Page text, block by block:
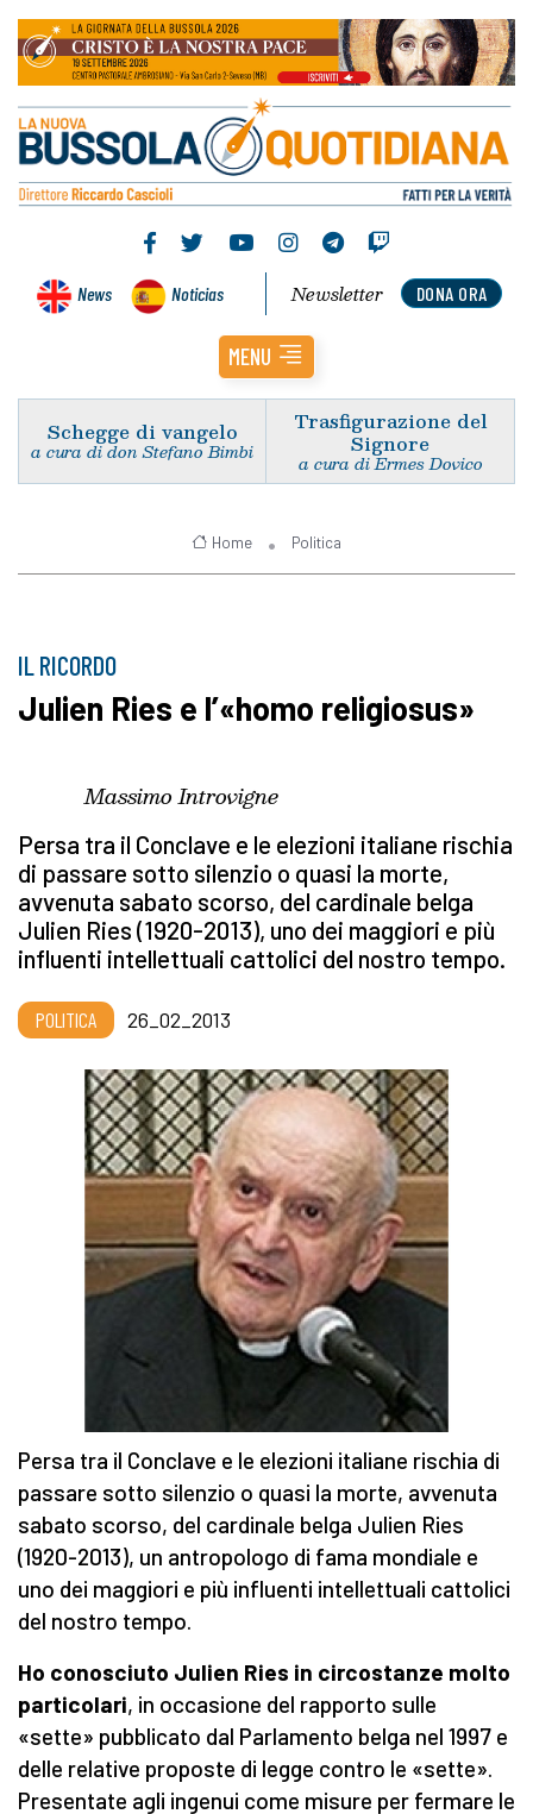
News Noticias DONA ORA
Newsletter
MENU
Schegge di vangelo
a cura di don Stefano Bimbi
Trasfigurazione del
Signore
a cura di Ermes Dovico
Home Politica
IL RICORDO
Julien Ries e l’«homo religiosus»
Massimo Introvigne
Persa tra il Conclave e le elezioni italiane rischia
di passare sotto silenzio o quasi la morte,
avvenuta sabato scorso, del cardinale belga
Julien Ries (1920-2013), uno dei maggiori e più
influenti intellettuali cattolici del nostro tempo.
POLITICA 26_02_2013
Persa tra il Conclave e le elezioni italiane rischia di
passare sotto silenzio o quasi la morte, avvenuta
sabato scorso, del cardinale belga Julien Ries
(1920-2013), un antropologo di fama mondiale e
uno dei maggiori e più influenti intellettuali cattolici
del nostro tempo.
Ho conosciuto Julien Ries in circostanze molto
particolari, in occasione del rapporto sulle
«sette» pubblicato dal Parlamento belga nel 1997 e
delle relative proposte di legge contro le «sette».
Presentate agli ingenui come misure per fermare le